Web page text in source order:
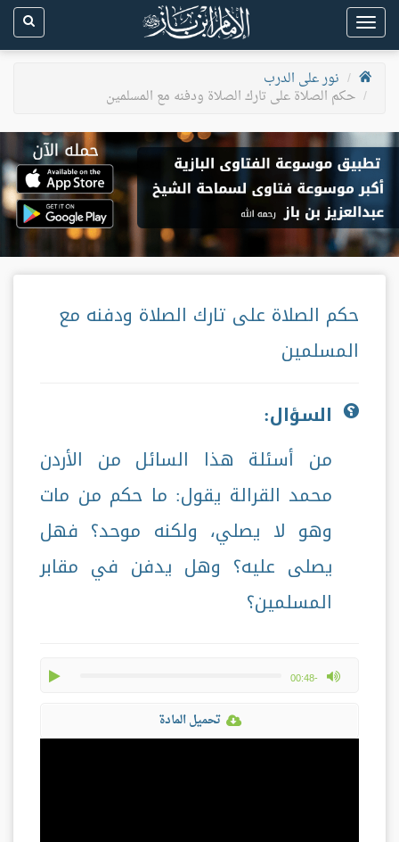
Toggle
navigation
نور على الدرب
حكم الصلاة على تارك الصلاة ودفنه مع المسلمين
حكم الصلاة على تارك الصلاة ودفنه مع
المسلمين
السؤال:
من أسئلة هذا السائل من الأردن
محمد القرالة يقول: ما حكم من مات
وهو لا يصلي، ولكنه موحد؟ فهل
يصلى عليه؟ وهل يدفن في مقابر
المسلمين؟
-00:48
max volume
تحميل المادة